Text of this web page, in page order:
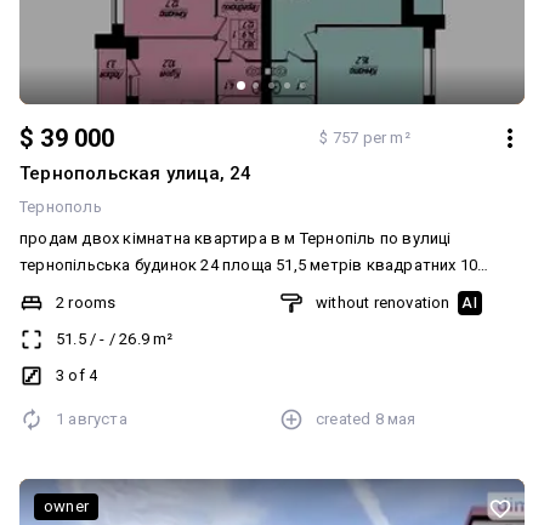
$ 39 000 $ 757 per m²
Тернопольская улица, 24
Тернополь
продам двох кімнатна квартира в м Тернопіль по вулиці
тернопільська будинок 24 площа 51,5 метрів квадратних 10
хвилин до озера пішком детальна інформація за телефоном
09*******07 Додатково: Ремонт: Після будівельників
2 rooms
51.5/- /26.9m²
3 of 4
without renovation AI
1 августа created 8 мая
owner